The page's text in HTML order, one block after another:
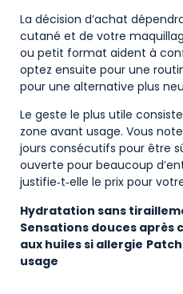
La décision d’achat
cutané et de votre
ou petit format aident à
optez ensuite pour une
pour une alternative plus
Le geste le plus utile
zone avant usage. Vous
jours consécutifs pour être
ouverte pour beaucoup
justifie‑t‑elle le prix pour
Hydratation sans
Sensations douces après
aux huiles si allergie
usage